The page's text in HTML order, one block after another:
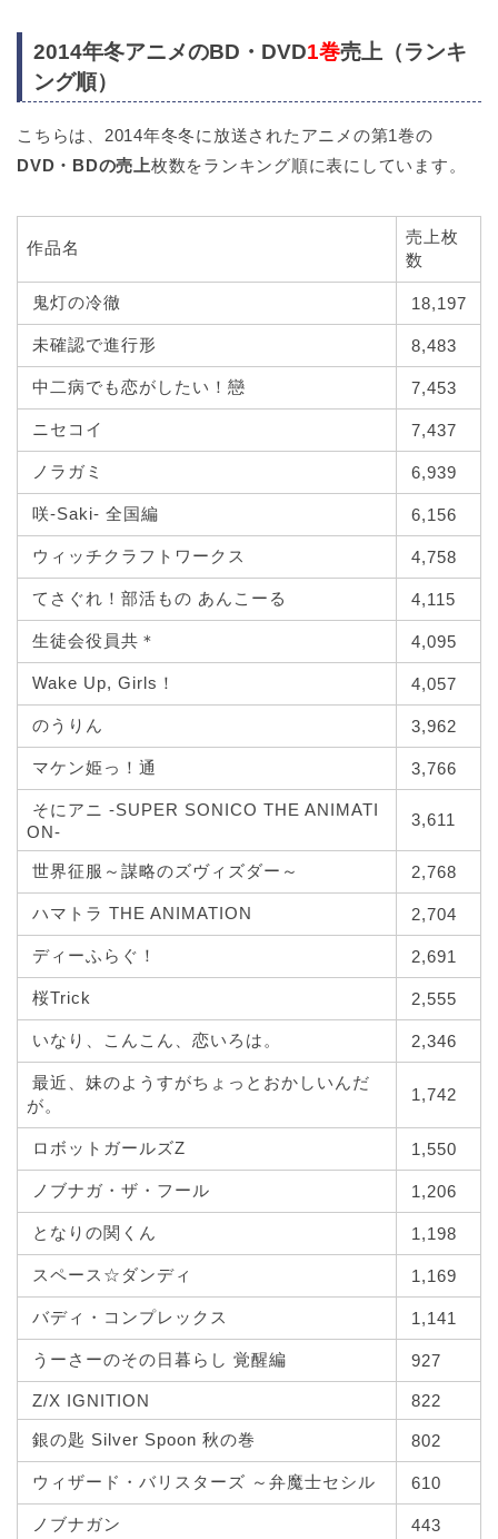
2014年冬アニメのBD・DVD1巻売上（ランキ
ング順）
こちらは、2014年冬冬に放送されたアニメの第1巻の
DVD・BDの売上枚数をランキング順に表にしています。
作品名
売上枚
数
鬼灯の冷徹 18,197
未確認で進行形 8,483
中二病でも恋がしたい！戀 7,453
ニセコイ 7,437
ノラガミ 6,939
咲-Saki- 全国編 6,156
ウィッチクラフトワークス 4,758
てさぐれ！部活もの あんこーる 4,115
生徒会役員共＊ 4,095
Wake Up, Girls！ 4,057
のうりん 3,962
マケン姫っ！通 3,766
そにアニ -SUPER SONICO THE ANIMATI
ON-
3,611
世界征服～謀略のズヴィズダー～ 2,768
ハマトラ THE ANIMATION 2,704
ディーふらぐ！ 2,691
桜Trick 2,555
いなり、こんこん、恋いろは。 2,346
最近、妹のようすがちょっとおかしいんだ
が。
1,742
ロボットガールズZ 1,550
ノブナガ・ザ・フール 1,206
となりの関くん 1,198
スペース☆ダンディ 1,169
バディ・コンプレックス 1,141
うーさーのその日暮らし 覚醒編 927
Z/X IGNITION 822
銀の匙 Silver Spoon 秋の巻 802
ウィザード・バリスターズ ～弁魔士セシル 610
ノブナガン 443